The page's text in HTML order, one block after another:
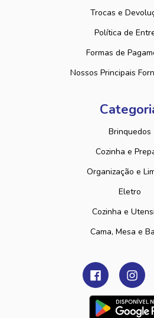
Trocas e
Política de
Formas de
Nossos Principais
Brinquedos
Cozinha e
Organização e
Eletro
Cozinha e
Cama, Mesa e